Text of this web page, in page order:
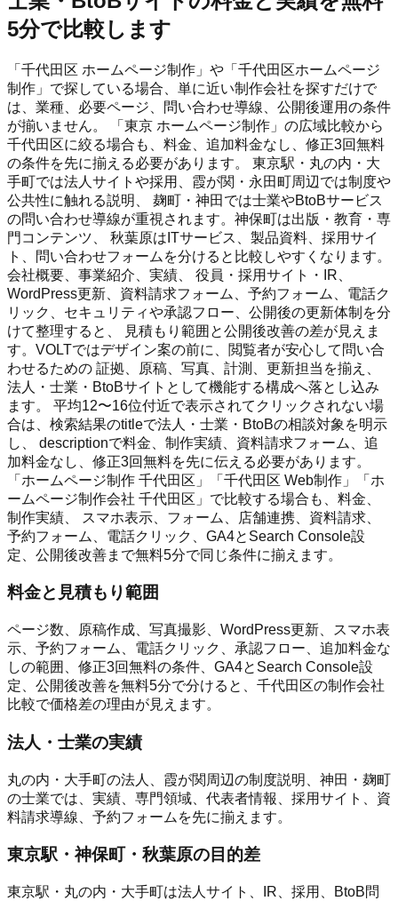
5分で比較します
「千代田区 ホームページ制作」や「千代田区ホームページ
制作」で探している場合、単に近い制作会社を探すだけで
は、業種、必要ページ、問い合わせ導線、公開後運用の条件
が揃いません。 「東京 ホームページ制作」の広域比較から
千代田区に絞る場合も、料金、追加料金なし、修正3回無料
の条件を先に揃える必要があります。 東京駅・丸の内・大
手町では法人サイトや採用、霞が関・永田町周辺では制度や
公共性に触れる説明、 麹町・神田では士業やBtoBサービス
の問い合わせ導線が重視されます。神保町は出版・教育・専
門コンテンツ、 秋葉原はITサービス、製品資料、採用サイ
ト、問い合わせフォームを分けると比較しやすくなります。
会社概要、事業紹介、実績、 役員・採用サイト・IR、
WordPress更新、資料請求フォーム、予約フォーム、電話ク
リック、セキュリティや承認フロー、公開後の更新体制を分
けて整理すると、 見積もり範囲と公開後改善の差が見えま
す。VOLTではデザイン案の前に、閲覧者が安心して問い合
わせるための 証拠、原稿、写真、計測、更新担当を揃え、
法人・士業・BtoBサイトとして機能する構成へ落とし込み
ます。 平均12〜16位付近で表示されてクリックされない場
合は、検索結果のtitleで法人・士業・BtoBの相談対象を明示
し、 descriptionで料金、制作実績、資料請求フォーム、追
加料金なし、修正3回無料を先に伝える必要があります。
「ホームページ制作 千代田区」「千代田区 Web制作」「ホ
ームページ制作会社 千代田区」で比較する場合も、料金、
制作実績、 スマホ表示、フォーム、店舗連携、資料請求、
予約フォーム、電話クリック、GA4とSearch Console設
定、公開後改善まで無料5分で同じ条件に揃えます。
料金と見積もり範囲
ページ数、原稿作成、写真撮影、WordPress更新、スマホ表
示、予約フォーム、電話クリック、承認フロー、追加料金な
しの範囲、修正3回無料の条件、GA4とSearch Console設
定、公開後改善を無料5分で分けると、千代田区の制作会社
比較で価格差の理由が見えます。
法人・士業の実績
丸の内・大手町の法人、霞が関周辺の制度説明、神田・麹町
の士業では、実績、専門領域、代表者情報、採用サイト、資
料請求導線、予約フォームを先に揃えます。
東京駅・神保町・秋葉原の目的差
東京駅・丸の内・大手町は法人サイト、IR、採用、BtoB問